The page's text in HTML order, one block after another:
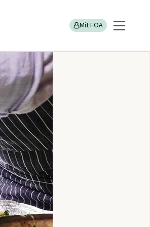
Mit FOA